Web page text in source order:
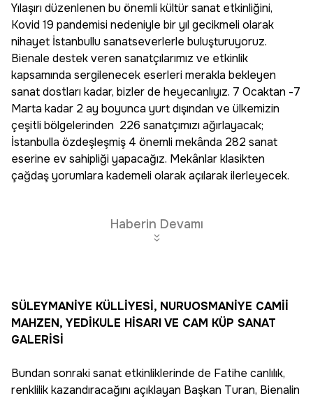
Yılaşırı düzenlenen bu önemli kültür sanat etkinliğini,
Kovid 19 pandemisi nedeniyle bir yıl gecikmeli olarak
nihayet İstanbullu sanatseverlerle buluşturuyoruz.
Bienale destek veren sanatçılarımız ve etkinlik
kapsamında sergilenecek eserleri merakla bekleyen
sanat dostları kadar, bizler de heyecanlıyız. 7 Ocaktan -7
Marta kadar 2 ay boyunca yurt dışından ve ülkemizin
çeşitli bölgelerinden 226 sanatçımızı ağırlayacak;
İstanbulla özdeşleşmiş 4 önemli mekânda 282 sanat
eserine ev sahipliği yapacağız. Mekânlar klasikten
çağdaş yorumlara kademeli olarak açılarak ilerleyecek.
Haberin Devamı
SÜLEYMANİYE KÜLLİYESİ, NURUOSMANİYE CAMİİ
MAHZEN, YEDİKULE HİSARI VE CAM KÜP SANAT
GALERİSİ
Bundan sonraki sanat etkinliklerinde de Fatihe canlılık,
renklilik kazandıracağını açıklayan Başkan Turan, Bienalin